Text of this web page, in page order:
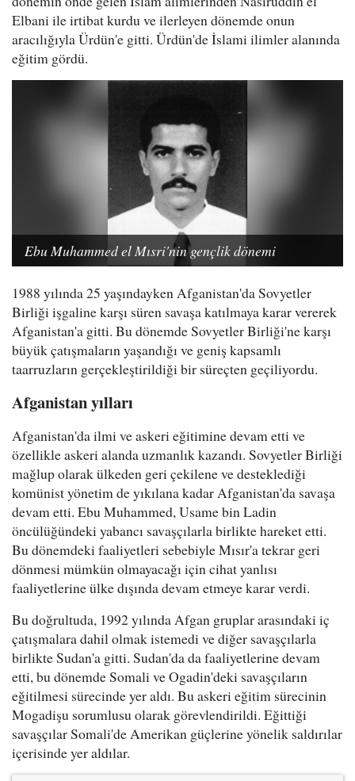
Elbani ile irtibat kurdu ve ilerleyen dönemde onun
aracılığıyla Ürdün'e gitti. Ürdün'de İslami ilimler alanında
eğitim gördü.
Ebu Muhammed el Mısri'nin gençlik dönemi
1988 yılında 25 yaşındayken Afganistan'da Sovyetler
Birliği işgaline karşı süren savaşa katılmaya karar vererek
Afganistan'a gitti. Bu dönemde Sovyetler Birliği'ne karşı
büyük çatışmaların yaşandığı ve geniş kapsamlı
taarruzların gerçekleştirildiği bir süreçten geçiliyordu.
Afganistan yılları
Afganistan'da ilmi ve askeri eğitimine devam etti ve
özellikle askeri alanda uzmanlık kazandı. Sovyetler Birliği
mağlup olarak ülkeden geri çekilene ve desteklediği
komünist yönetim de yıkılana kadar Afganistan'da savaşa
devam etti. Ebu Muhammed, Usame bin Ladin
öncülüğündeki yabancı savaşçılarla birlikte hareket etti.
Bu dönemdeki faaliyetleri sebebiyle Mısır'a tekrar geri
dönmesi mümkün olmayacağı için cihat yanlısı
faaliyetlerine ülke dışında devam etmeye karar verdi.
Bu doğrultuda, 1992 yılında Afgan gruplar arasındaki iç
çatışmalara dahil olmak istemedi ve diğer savaşçılarla
birlikte Sudan'a gitti. Sudan'da da faaliyetlerine devam
etti, bu dönemde Somali ve Ogadin'deki savaşçıların
eğitilmesi sürecinde yer aldı. Bu askeri eğitim sürecinin
Mogadişu sorumlusu olarak görevlendirildi. Eğittiği
savaşçılar Somali'de Amerikan güçlerine yönelik saldırılar
içerisinde yer aldılar.